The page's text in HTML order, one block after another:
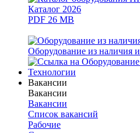
Каталог 2026
PDF 26 MB
Оборудование из наличия
Технологии
Вакансии
Вакансии
Вакансии
Список вакансий
Рабочие